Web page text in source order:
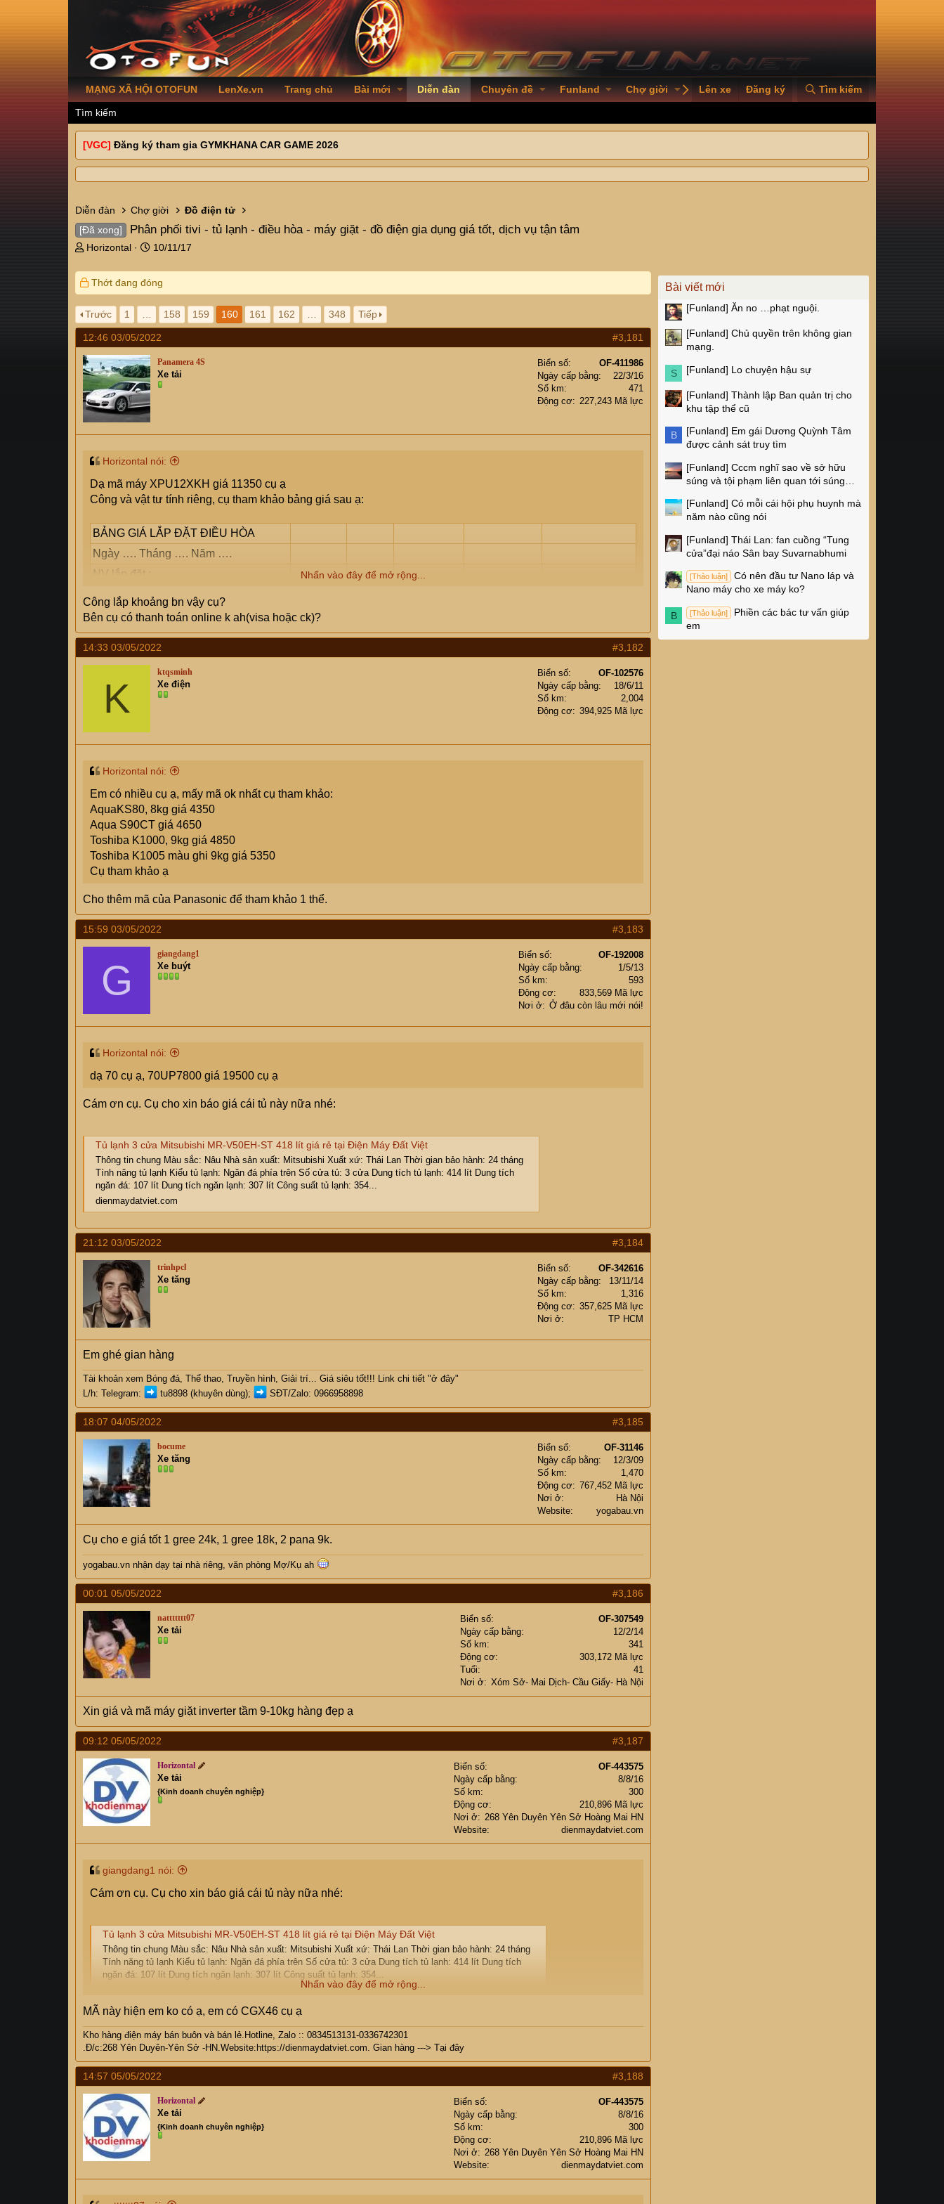
MẠNG XÃ HỘI OTOFUN LenXe.vn Trang chủ Bài mới Diễn đàn Chuyên đề Funland Chợ giời PVOILVGC2026
Lên xe Đăng ký Tìm kiếm
Tìm kiếm
[VGC] Đăng ký tham gia GYMKHANA CAR GAME 2026
Diễn đàn Chợ giời Đồ điện tử
[Đã xong] Phân phối tivi - tủ lạnh - điều hòa - máy giặt - đồ điện gia dụng giá tốt, dịch vụ tận tâm
T
r
e
d
s
t
a
r
t
e
r
Horizontal
N
à
y
i
10/11/17
Thớt đang đóng
Trước 1 158 159 160 161 162 348 Tiếp
12:46 03/05/2022 #3,181
Panamera 4S
Xe tải
Biển số
OF-411986
Ngày cấp bằng
22/3/16
Số km
471
Động cơ
227,243 Mã lực
Horizontal nói:
Dạ mã máy XPU12XKH giá 11350 cụ ạ
Công và vật tư tính riêng, cụ tham khảo bảng giá sau ạ:
BẢNG GIÁ LẮP ĐẶT ĐIỀU HÒA
Ngày …. Tháng …. Năm ….
NV lắp đặt :
Số điện thoại :
DANH MỤC
ĐƠN GIÁ
MÁY 9000 - 12000 BTU
300
bộ
Ống đồng
170
m
chân giá thường
MÁY 18000
Ống đồng
Ống đồng
Chân giá
250
Vật tư dùng chung
Dây điện
Aptomat
Ống thoát nước mềm
Ống nước PVC
40
Bảo ôn cách nhiệt
30
m
Công đục tường chôn ống
80
m
Tháo máy 9000 - 12000 btu
Nạp ga
Nhấn vào đây để mở rộng...
Công lắp khoảng bn vậy cụ?
Bên cụ có thanh toán online k ah(visa hoặc ck)?
14:33 03/05/2022 #3,182
K
ktqsminh
Xe điện
Biển số
OF-102576
Ngày cấp bằng
18/6/11
Số km
2,004
Động cơ
394,925 Mã lực
Horizontal nói:
Em có nhiều cụ ạ, mấy mã ok nhất cụ tham khảo:
AquaKS80, 8kg giá 4350
Aqua S90CT giá 4650
Toshiba K1000, 9kg giá 4850
Toshiba K1005 màu ghi 9kg giá 5350
Cụ tham khảo ạ
Cho thêm mã của Panasonic để tham khảo 1 thể.
15:59 03/05/2022 #3,183
G
giangdang1
Xe buýt
Biển số
OF-192008
Ngày cấp bằng
1/5/13
Số km
593
Động cơ
833,569 Mã lực
Nơi ở
Ở đâu còn lâu mới nói!
Horizontal nói:
dạ 70 cụ ạ, 70UP7800 giá 19500 cụ ạ
Cám ơn cụ. Cụ cho xin báo giá cái tủ này nữa nhé:
Tủ lạnh 3 cửa Mitsubishi MR-V50EH-ST 418 lít giá rẻ tại Điện Máy Đất Việt
Thông tin chung Màu sắc: Nâu Nhà sản xuất: Mitsubishi Xuất xứ: Thái Lan Thời gian bảo hành: 24 tháng
Tính năng tủ lạnh Kiểu tủ lạnh: Ngăn đá phía trên Số cửa tủ: 3 cửa Dung tích tủ lạnh: 414 lít Dung tích
ngăn đá: 107 lít Dung tích ngăn lạnh: 307 lít Công suất tủ lạnh: 354...
dienmaydatviet.com
21:12 03/05/2022 #3,184
trinhpcl
Xe tăng
Biển số
OF-342616
Ngày cấp bằng
13/11/14
Số km
1,316
Động cơ
357,625 Mã lực
Nơi ở
TP HCM
Em ghé gian hàng
Tài khoản xem Bóng đá, Thể thao, Truyền hình, Giải trí... Giá siêu tốt!!! Link chi tiết "ở đây"
L/h: Telegram:
tu8898 (khuyên dùng); SĐT/Zalo: 0966958898
18:07 04/05/2022 #3,185
bocume
Xe tăng
Biển số
OF-31146
Ngày cấp bằng
12/3/09
Số km
1,470
Động cơ
767,452 Mã lực
Nơi ở
Hà Nội
Website
yogabau.vn
Cụ cho e giá tốt 1 gree 24k, 1 gree 18k, 2 pana 9k.
yogabau.vn nhận dạy tại nhà riêng, văn phòng Mợ/Kụ ah
00:01 05/05/2022 #3,186
nattttttt07
Xe tải
Biển số
OF-307549
Ngày cấp bằng
12/2/14
Số km
341
Động cơ
303,172 Mã lực
Tuổi
41
Nơi ở
Xóm Sở- Mai Dịch- Cầu Giấy- Hà Nội
Xin giá và mã máy giặt inverter tầm 9-10kg hàng đẹp ạ
09:12 05/05/2022 #3,187
Horizontal
Xe tải
{Kinh doanh chuyên nghiệp}
Biển số
OF-443575
Ngày cấp bằng
8/8/16
Số km
300
Động cơ
210,896 Mã lực
Nơi ở
268 Yên Duyên Yên Sở Hoàng Mai HN
Website
dienmaydatviet.com
giangdang1 nói:
Cám ơn cụ. Cụ cho xin báo giá cái tủ này nữa nhé:
Tủ lạnh 3 cửa Mitsubishi MR-V50EH-ST 418 lít giá rẻ tại Điện Máy Đất Việt
Thông tin chung Màu sắc: Nâu Nhà sản xuất: Mitsubishi Xuất xứ: Thái Lan Thời gian bảo hành: 24 tháng
Tính năng tủ lạnh Kiểu tủ lạnh: Ngăn đá phía trên Số cửa tủ: 3 cửa Dung tích tủ lạnh: 414 lít Dung tích
ngăn đá: 107 lít Dung tích ngăn lạnh: 307 lít Công suất tủ lạnh: 354...
Nhấn vào đây để mở rộng...
MÃ này hiện em ko có ạ, em có CGX46 cụ ạ
Kho hàng điện máy bán buôn và bán lẻ.Hotline, Zalo :: 0834513131-0336742301
.Đ/c:268 Yên Duyên-Yên Sở -HN.Website:https://dienmaydatviet.com . Gian hàng ---> Tại đây
14:57 05/05/2022 #3,188
Horizontal
Xe tải
{Kinh doanh chuyên nghiệp}
Biển số
OF-443575
Ngày cấp bằng
8/8/16
Số km
300
Động cơ
210,896 Mã lực
Nơi ở
268 Yên Duyên Yên Sở Hoàng Mai HN
Website
dienmaydatviet.com
Bài viết mới
[Funland] Ăn no …phạt nguội.
[Funland] Chủ quyền trên không gian
mạng.
S [Funland] Lo chuyện hậu sự
[Funland] Thành lập Ban quản trị cho
khu tập thể cũ
B [Funland] Em gái Dương Quỳnh Tâm
được cảnh sát truy tìm
[Funland] Cccm nghĩ sao về sở hữu
súng và tội phạm liên quan tới súng
[Funland] Có mỗi cái hội phụ huynh mà
năm nào cũng nói
[Funland] Thái Lan: fan cuồng “Tung
cửa”đại náo Sân bay Suvarnabhumi
[Thảo luận]
Có nên đầu tư Nano láp và
Nano máy cho xe máy ko?
B [Thảo luận]
Phiền các bác tư vấn giúp
em